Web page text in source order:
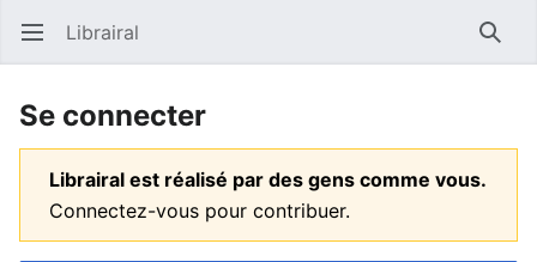
Ouvrir le menu principal Librairal
Se connecter
Librairal est réalisé par des gens comme vous.
Connectez-vous pour contribuer.